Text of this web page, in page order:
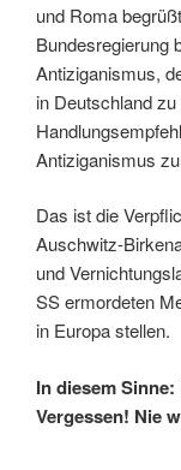
und Roma
Bundesregierung
Antiziganismus,
in Deutschland
Antiziganismus
Das ist die
Auschwitz-
und
SS ermordeten
in Europa stellen.
In diesem
Vergessen! Nie